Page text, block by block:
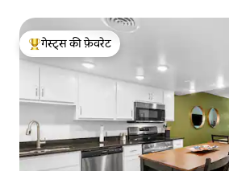
गेस्ट्स का टॉप फ़ेवरेट
गेस्ट्स की फ़ेवरेट